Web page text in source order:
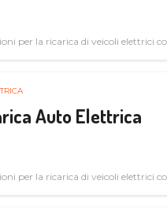
per la ricarica di veicoli elettrici
Auto Elettrica
per la ricarica di veicoli elettrici